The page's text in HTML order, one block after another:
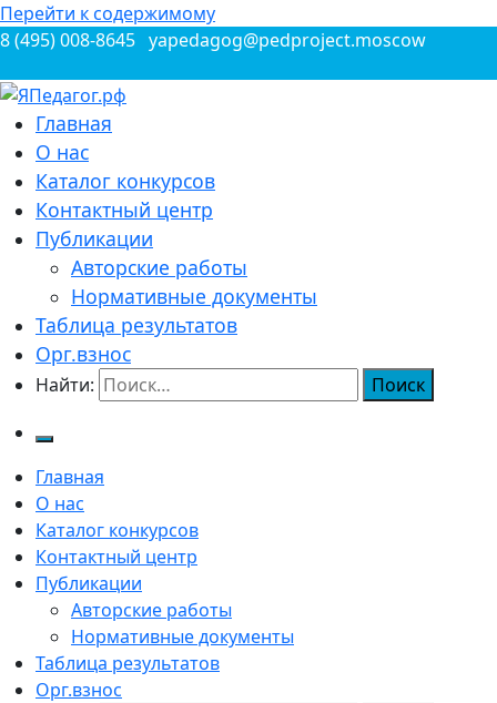
Перейти к содержимому
8 (495) 008-8645 yapedagog@pedproject.moscow
ЯПедагог.рф
Всероссийские конкурсы для педагогов
Главная
О нас
Каталог конкурсов
Контактный центр
Публикации
Авторские работы
Нормативные документы
Таблица результатов
Орг.взнос
Найти:
Главная
О нас
Каталог конкурсов
Контактный центр
Публикации
Авторские работы
Нормативные документы
Таблица результатов
Орг.взнос